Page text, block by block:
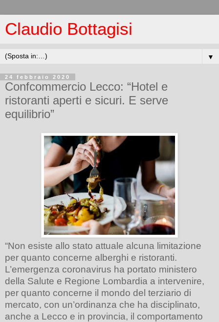
Claudio Bottagisi
▼
24 febbraio 2020
Confcommercio Lecco: “Hotel e
ristoranti aperti e sicuri. E serve
equilibrio”
“Non esiste allo stato attuale alcuna limitazione
per quanto concerne alberghi e ristoranti.
L’emergenza coronavirus ha portato ministero
della Salute e Regione Lombardia a intervenire,
per quanto concerne il mondo del terziario di
mercato, con un’ordinanza che ha disciplinato,
anche a Lecco e in provincia, il comportamento